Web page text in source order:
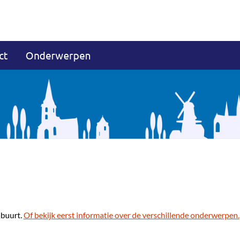
Onderwerpen
buurt.Of bekijk eerst informatie over de verschillende onderwerpen.